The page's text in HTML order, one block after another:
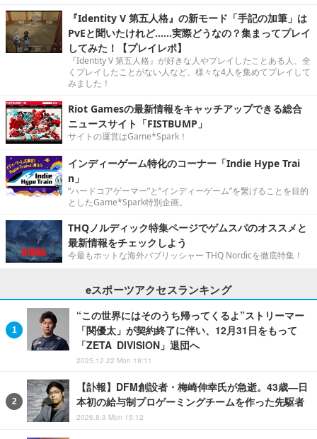
『Identity V 第五人格』の新モード「手記の加筆」は
PvEと聞いたけれど……実際どうなの？集まってプレイ
してみた！【プレイレポ】
『Identity V 第五人格』が好きな人やプレイしたことある人、全
くプレイしたことがない人など、様々な4人を集めてプレイして
みました！
Riot Gamesの最新情報をキャッチアップできる総合
ニュースサイト「FISTBUMP」
サイトの運営はGame*Spark！
インディーゲーム特化のコーナー「Indie Hype Trai
n」
“ハードコアゲーマー”と“インディーゲーム”を繋げることを目的
としたGame*Spark特別企画。
THQノルディック特集ページでゲムスパのオススメと
最新情報をチェックしよう
今最もホットな海外パブリッシャー THQ Nordicを徹底特集！
eスポーツアクセスランキング
“この世界にはそのうち帰ってくるよ”ストリーマー
「関優太」が契約終了に伴い、12月31日をもって
「ZETA DIVISION」退団へ
2025.12.22 Mon 19:11
【訃報】DFM創設者・梅崎伸幸氏が急逝。43歳―日
本初の給与制プロゲーミングチームを作った先駆者
2026.8.3 Mon 15:12